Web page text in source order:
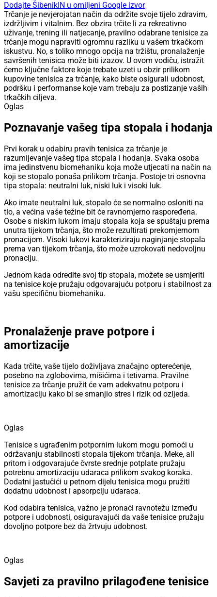
Dodajte ŠibenikIN u omiljeni Google izvor
Trčanje je nevjerojatan način da održite svoje tijelo zdravim,
izdržljivim i vitalnim. Bez obzira trčite li za rekreativno
uživanje, trening ili natjecanje, pravilno odabrane tenisice za
trčanje mogu napraviti ogromnu razliku u vašem trkačkom
iskustvu. No, s toliko mnogo opcija na tržištu, pronalaženje
savršenih tenisica može biti izazov. U ovom vodiču, istražit
ćemo ključne faktore koje trebate uzeti u obzir prilikom
kupovine tenisica za trčanje, kako biste osigurali udobnost,
podršku i performanse koje vam trebaju za postizanje vaših
trkačkih ciljeva.
Oglas
Poznavanje vašeg tipa stopala i hodanja
Prvi korak u odabiru pravih tenisica za trčanje je
razumijevanje vašeg tipa stopala i hodanja. Svaka osoba
ima jedinstvenu biomehaniku koja može utjecati na način na
koji se stopalo ponaša prilikom trčanja. Postoje tri osnovna
tipa stopala: neutralni luk, niski luk i visoki luk.
Ako imate neutralni luk, stopalo će se normalno osloniti na
tlo, a većina vaše težine bit će ravnomjerno raspoređena.
Osobe s niskim lukom imaju stopala koja se spuštaju prema
unutra tijekom trčanja, što može rezultirati prekomjernom
pronacijom. Visoki lukovi karakteriziraju naginjanje stopala
prema van tijekom trčanja, što može uzrokovati nedovoljnu
pronaciju.
Jednom kada odredite svoj tip stopala, možete se usmjeriti
na tenisice koje pružaju odgovarajuću potporu i stabilnost za
vašu specifičnu biomehaniku.
Pronalaženje prave potpore i
amortizacije
Kada trčite, vaše tijelo doživljava značajno opterećenje,
posebno na zglobovima, mišićima i tetivama. Pravilne
tenisice za trčanje pružit će vam adekvatnu potporu i
amortizaciju kako bi se smanjio stres i rizik od ozljeda.
Oglas
Tenisice s ugrađenim potpornim lukom mogu pomoći u
održavanju stabilnosti stopala tijekom trčanja. Meke, ali
pritom i odgovarajuće čvrste srednje potplate pružaju
potrebnu amortizaciju udaraca prilikom svakog koraka.
Dodatni jastučići u petnom dijelu tenisica mogu pružiti
dodatnu udobnost i apsorpciju udaraca.
Kod odabira tenisica, važno je pronaći ravnotežu između
potpore i udobnosti, osiguravajući da vaše tenisice pružaju
dovoljno potpore bez da žrtvuju udobnost.
Oglas
Savjeti za pravilno prilagođene tenisice